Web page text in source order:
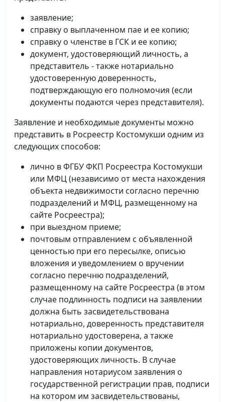
заявление;
справку о выплаченном пае и ее копию;
справку о членстве в ГСК и ее копию;
документ, удостоверяющий личность, а
представитель - также нотариально
удостоверенную доверенность,
подтверждающую его полномочия (если
документы подаются через представителя).
Заявление и необходимые документы можно
представить в Росреестр Костомукши одним из
следующих способов:
лично в ФГБУ ФКП Росреестра Костомукши
или МФЦ (независимо от места нахождения
объекта недвижимости согласно перечню
подразделений и МФЦ, размещенному на
сайте Росреестра);
при выездном приеме;
почтовым отправлением с объявленной
ценностью при его пересылке, описью
вложения и уведомлением о вручении
согласно перечню подразделений,
размещенному на сайте Росреестра (в этом
случае подлинность подписи на заявлении
должна быть засвидетельствована
нотариально, доверенность представителя
нотариально удостоверена, а также
приложены копии документов,
удостоверяющих личность. В случае
направления нотариусом заявления о
государственной регистрации прав, подписи
на котором им засвидетельствованы,